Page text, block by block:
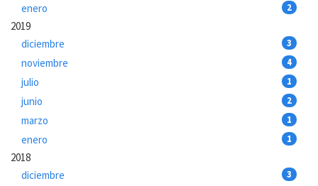
enero 2
2019
diciembre
3
noviembre 4
julio 1
junio 2
marzo 1
enero 1
2018
diciembre
3